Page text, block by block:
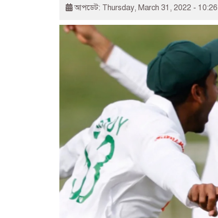
আপডেট: Thursday, March 31, 2022 -